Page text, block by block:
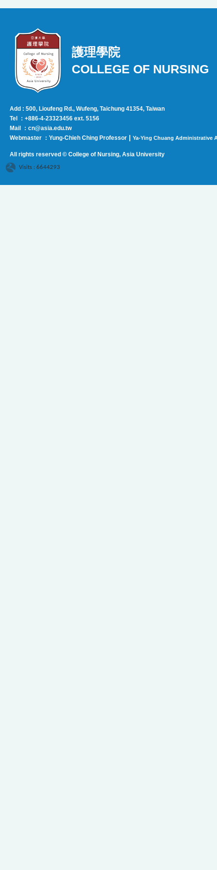
護理學院
COLLEGE OF NURSING
Add : 500, Lioufeng Rd., Wufeng, Taichung 41354, Taiwan
Tel ：+886-4-23323456 ext. 5156
Mail ：cn@asia.edu.tw
Webmaster ：Yung-Chieh Ching Professor |Ya-Ying Chuang Administrative
All rights reserved © College of Nursing, Asia University
Visits : 6644293